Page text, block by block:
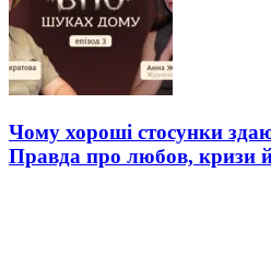
Чому хороші стосунки
Правда про любов, кризи